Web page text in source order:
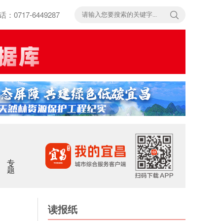
：0717-6449287
专题
读报纸